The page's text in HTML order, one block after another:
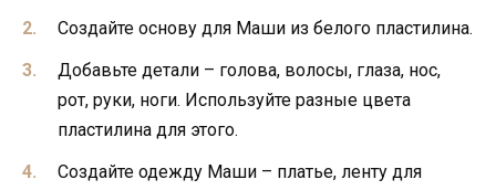
Создайте основу для Маши из белого пластилина.
Добавьте детали – голова, волосы, глаза, нос,
рот, руки, ноги. Используйте разные цвета
пластилина для этого.
Создайте одежду Маши – платье, ленту для